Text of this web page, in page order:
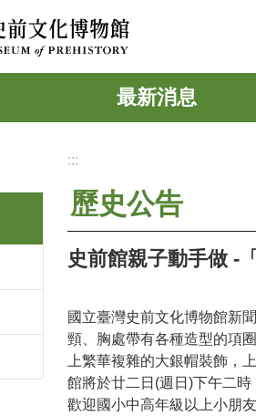
最新消息
:::
歷史公告
史前館親子動手做 -
國立臺灣史前文化博物館新
頸、胸處帶有各種造型的項
上繁華複雜的大銀帽裝飾，
館將於廿二日(週日)下午二
歡迎國小中高年級以上小朋